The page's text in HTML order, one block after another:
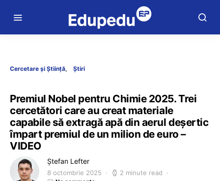
Cercetare și Știință Știri
Premiul Nobel pentru Chimie 2025. Trei
cercetători care au creat materiale
capabile să extragă apă din aerul deșertic
împart premiul de un milion de euro –
VIDEO
Ștefan Lefter
8 octombrie 2025 2 minute read